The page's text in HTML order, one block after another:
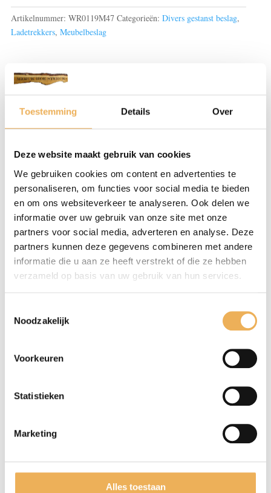
Toestemming Details Over
Deze website maakt gebruik van cookies
We gebruiken cookies om content en advertenties te
personaliseren, om functies voor social media te bieden
en om ons websiteverkeer te analyseren. Ook delen we
informatie over uw gebruik van onze site met onze
partners voor social media, adverteren en analyse. Deze
partners kunnen deze gegevens combineren met andere
informatie die u aan ze heeft verstrekt of die ze hebben
verzameld op basis van uw gebruik van hun services.
Noodzakelijk
Voorkeuren
Statistieken
Marketing
Alles toestaan
Artikelnummer: WR0119M47 Categorieën: Divers gestanst beslag,
Ladetrekkers, Meubelbeslag
Beoordelingen (0)
Er zijn nog geen beoordelingen.
Wees de eerste om “ladetrekker” te beoordelen
Je e-mailadres wordt niet gepubliceerd.
Vereiste velden zijn gemarkeerd met*
Je waardering*
Mijn naam, e-mail en site opslaan in
ik een reactie plaats.